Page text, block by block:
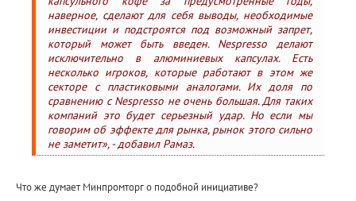
наверное, сделают для себя выводы, необходимые
инвестиции и подстроятся под возможный запрет,
который может быть введен. Nespresso делают
исключительно в алюминиевых капсулах. Есть
несколько игроков, которые работают в этом же
секторе с пластиковыми аналогами. Их доля по
сравнению с Nespresso не очень большая. Для таких
компаний это будет серьезный удар. Но если мы
говорим об эффекте для рынка, рынок этого сильно
не заметит», - добавил Рамаз.
Что же думает Минпромторг о подобной инициативе?